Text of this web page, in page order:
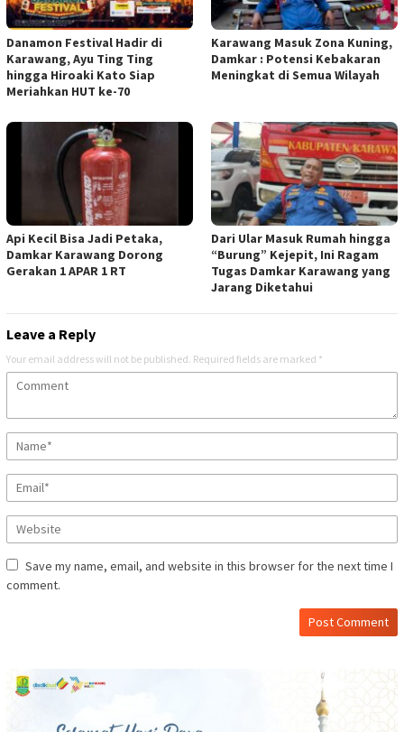
Danamon Festival Hadir di
Karawang, Ayu Ting Ting
hingga Hiroaki Kato Siap
Meriahkan HUT ke-70
Karawang Masuk Zona Kuning,
Damkar : Potensi Kebakaran
Meningkat di Semua Wilayah
Api Kecil Bisa Jadi Petaka,
Damkar Karawang Dorong
Gerakan 1 APAR 1 RT
Dari Ular Masuk Rumah hingga
“Burung” Kejepit, Ini Ragam
Tugas Damkar Karawang yang
Jarang Diketahui
Leave a Reply
Your email address will not be published. Required fields are marked *
Save my name, email, and website in this browser for the next time I
comment.